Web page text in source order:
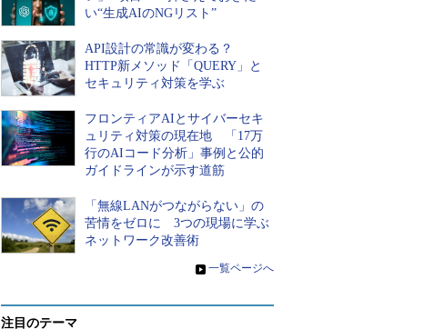
い“生成AIのNGリスト”
API設計の常識が変わる？
HTTP新メソッド「QUERY」と
セキュリティ対策を学ぶ
フロンティアAIとサイバーセキ
ュリティ対策の現在地 「17万
行のAIコード分析」事例と公的
ガイドラインが示す道筋
「無線LANがつながらない」の
苦情をゼロに 3つの現場に学ぶ
ネットワーク改善術
» 一覧ページへ
注目のテーマ